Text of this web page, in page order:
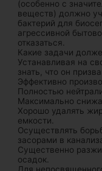
(особенно с
веществ) должно
бактерий для
агрессивной
отказаться.
Какие задачи
Устанавливая на
знать, что он
Эффективно
Полностью
Максимально
Хорошо удалять
емкости.
Осуществлять
засорами в
Существенно
осадок.